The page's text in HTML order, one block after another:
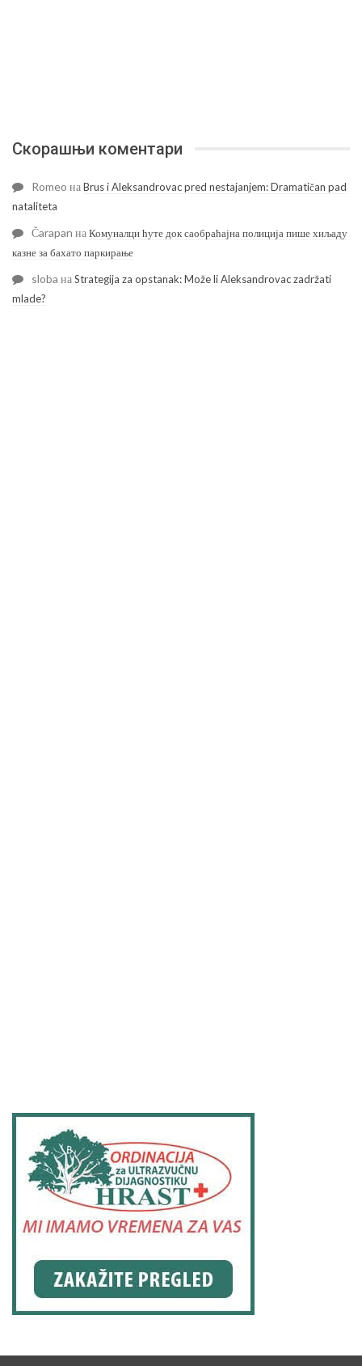
Скорашњи коментари
Romeo наBrus i Aleksandrovac pred nestajanjem: Dramatičan pad
nataliteta
Čarapan наКомуналци ћуте док саобраћајна полиција пише хиљаду
казне за бахато паркирање
sloba наStrategija za opstanak: Može li Aleksandrovac zadržati
mlade?